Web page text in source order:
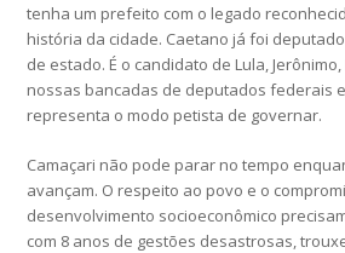
tenha um prefeito com o legado
história da cidade. Caetano já foi
de estado. É o candidato de Lula,
nossas bancadas de deputados federais
representa o modo petista de governar.
Camaçari não pode parar no tempo
avançam. O respeito ao povo e o
desenvolvimento socioeconômico
com 8 anos de gestões desastrosas,